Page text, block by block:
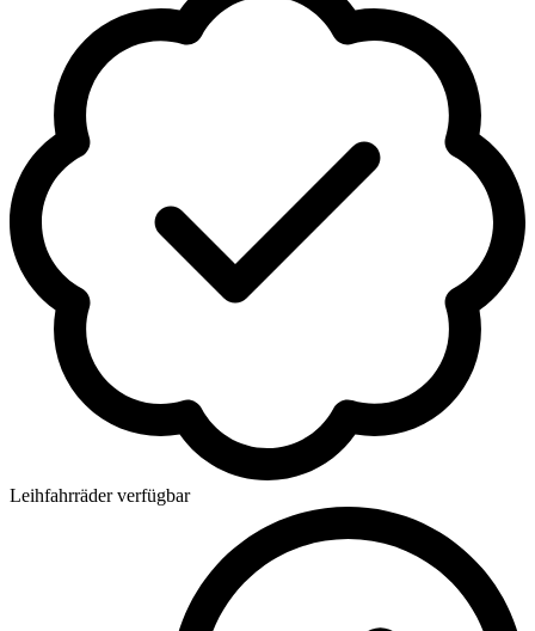
Leihfahrräder verfügbar